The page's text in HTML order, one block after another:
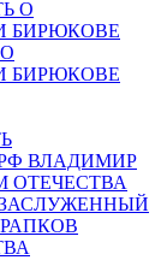
БИРЮКОВЕ